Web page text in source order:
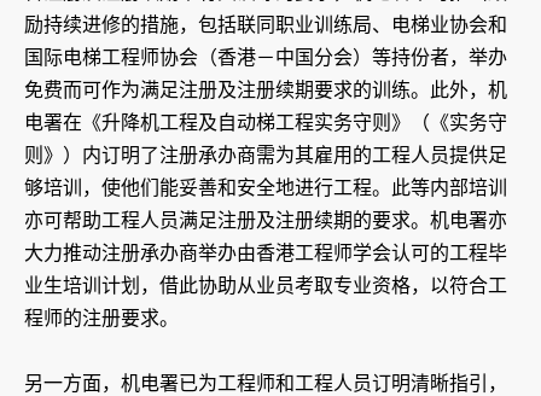
励持续进修的措施，包括联同职业训练局、电梯业协会和
国际电梯工程师协会（香港－中国分会）等持份者，举办
免费而可作为满足注册及注册续期要求的训练。此外，机
电署在《升降机工程及自动梯工程实务守则》（《实务守
则》）内订明了注册承办商需为其雇用的工程人员提供足
够培训，使他们能妥善和安全地进行工程。此等内部培训
亦可帮助工程人员满足注册及注册续期的要求。机电署亦
大力推动注册承办商举办由香港工程师学会认可的工程毕
业生培训计划，借此协助从业员考取专业资格，以符合工
程师的注册要求。
另一方面，机电署已为工程师和工程人员订明清晰指引，